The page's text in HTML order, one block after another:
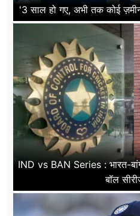
'3 साल हो गए, अभी तक कोई
IND vs BAN Series : भारत-
बॉल